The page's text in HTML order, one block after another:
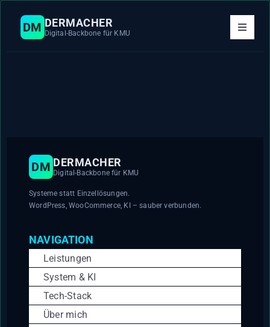
Inhalt
springen
DM DERMACHER
Digital-Backbone für KMU
Toggle
Über mich
DM DERMACHER
Digital-Backbone für KMU
Systeme statt Einzellösungen.
WordPress, WooCommerce, KI – sauber verbunden.
NAVIGATION
Leistungen
System & KI
Tech-Stack
Über mich